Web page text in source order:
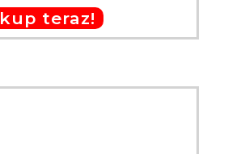
kup teraz!